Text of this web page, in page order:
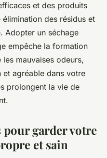
et des produits
des résidus et
Adopter un séchage
empêche la formation
mauvaises odeurs,
et agréable dans votre
prolongent la vie de
pour garder votre
et sain